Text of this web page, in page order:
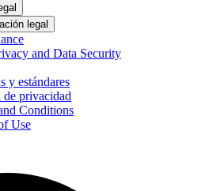
legal
and Data Security
y estándares
de privacidad
Conditions
Use